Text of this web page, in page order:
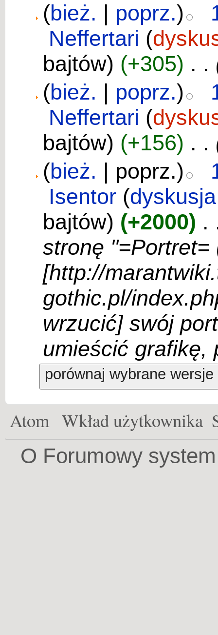
(bież. poprz.)
Neffertari (
bajtów) (+305) . .
(bież. | poprz.)
Neffertari (
bajtów) (+156) . .
(bież. | poprz.)
Isentor (dyskusja
bajtów) (+2000) .
stronę "=Portret=
[http://
gothic.pl/
wrzucić] swój
umieścić grafikę,
Atom Wkład użytkownika
O Forumowy